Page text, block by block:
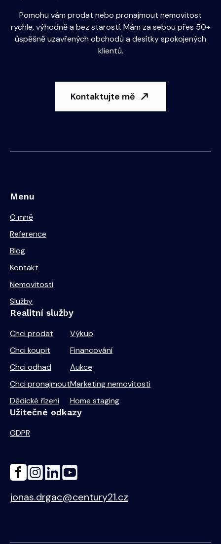
Pomohu vám prodat nebo pronajmout nemovitost
rychle, výhodně a bez starostí. Mám za sebou přes 50+
úspěšně uzavřených obchodů a desítky spokojených
klientů.
Kontaktujte mě
Menu
O mně
Reference
Blog
Kontakt
Nemovitosti
Služby
Realitní služby
Chci prodat
Chci koupit
Chci odhad
Chci pronajmout
Dědické řízení
Výkup
Financování
Aukce
Marketing nemovitosti
Home staging
Užitečné odkazy
GDPR
jonas.drgac@century21.cz